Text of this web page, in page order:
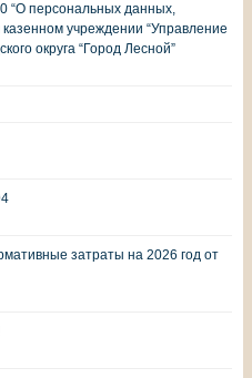
персональных данных,
учреждении “Управление
округа “Город Лесной”
затраты на 2026 год от